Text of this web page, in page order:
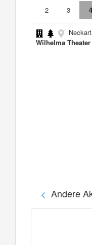
2
3 4
Wilhelma Theater
Andere